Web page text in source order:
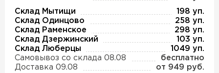
Склад Мытищи
198 уп.
Склад Одинцово
258 уп.
Склад Раменское
298 уп.
Склад Дзержинский
103 уп.
Склад Люберцы
1049 уп.
Самовывоз со склада 08.08
бесплатно
Доставка 09.08
от 949 руб.
Утеплитель Изотек
ПЕРЕЙТИ
Утеплитель Ruspanel
Утеплитель Юматекс
Утеплитель Теплекс